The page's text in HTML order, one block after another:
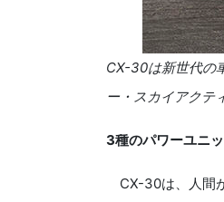
CX-30は新世代の
ー・スカイアクテ
3種のパワーユニ
CX-30は、人間